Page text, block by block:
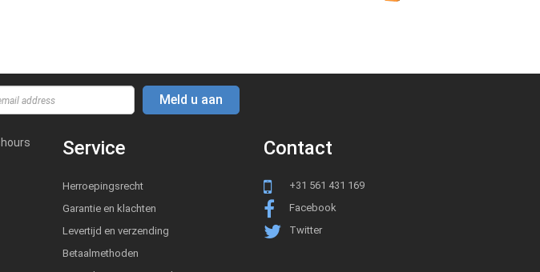
Meld u aan
Service
Herroepingsrecht
Garantie en klachten
Levertijd en verzending
Betaalmethoden
Contact
+31 561 431 169
Facebook
Twitter